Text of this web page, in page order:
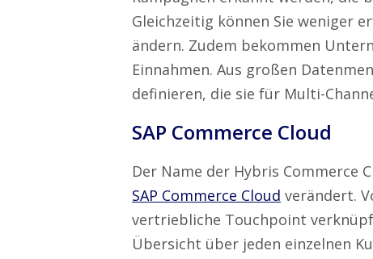
Gleichzeitig können Sie weniger
ändern. Zudem bekommen
Einnahmen. Aus großen
definieren, die sie für Multi-
SAP Commerce Cloud
Der Name der Hybris Commerce
SAP Commerce Cloud verändert.
vertriebliche Touchpoint
Übersicht über jeden einzelnen